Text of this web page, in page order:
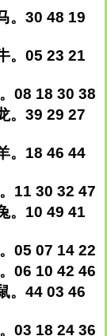
。30 48 19
。05 23 21
08 18 30 38
。39 29 27
。18 46 44
11 30 32 47
。10 49 41
05 07 14 22
06 10 42 46
。44 03 46
03 18 24 36